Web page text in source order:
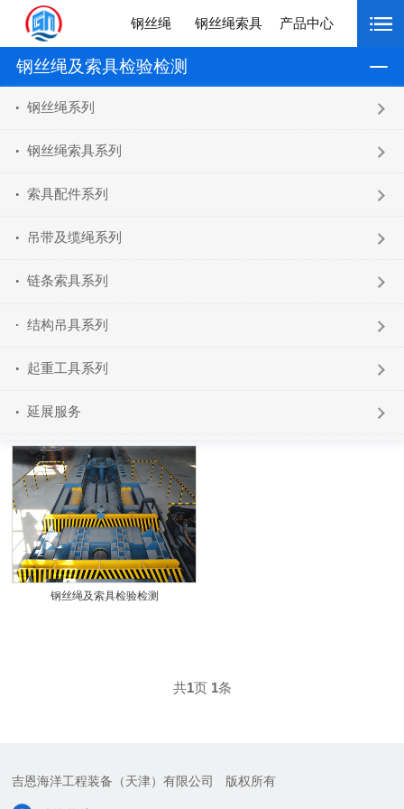
钢丝绳 钢丝绳索具 产品中心
钢丝绳及索具检验检测
钢丝绳系列
钢丝绳索具系列
索具配件系列
吊带及缆绳系列
链条索具系列
结构吊具系列
起重工具系列
延展服务
钢丝绳及索具检验检测
共1页 1条
吉恩海洋工程装备（天津）有限公司 版权所有